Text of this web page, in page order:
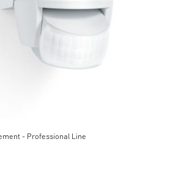
- Professional Line